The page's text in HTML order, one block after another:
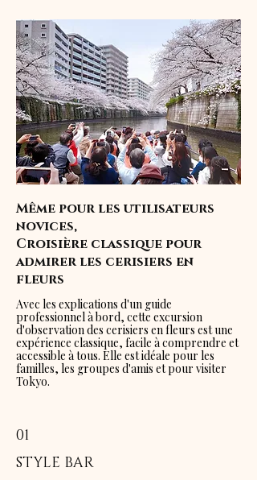
Même pour les utilisateurs
novices,
Croisière classique pour
admirer les cerisiers en
fleurs
Avec les explications d'un guide
professionnel à bord, cette excursion
d'observation des cerisiers en fleurs est une
expérience classique, facile à comprendre et
accessible à tous. Elle est idéale pour les
familles, les groupes d'amis et pour visiter
Tokyo.
01
STYLE BAR